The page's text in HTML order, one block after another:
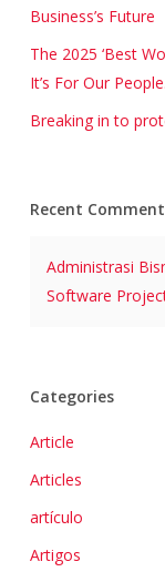
Business’s Future
The 2025 ‘Best
It’s For Our People.
Breaking in to
Recent
Administrasi
Software
Categories
Article
Articles
artículo
Artigos